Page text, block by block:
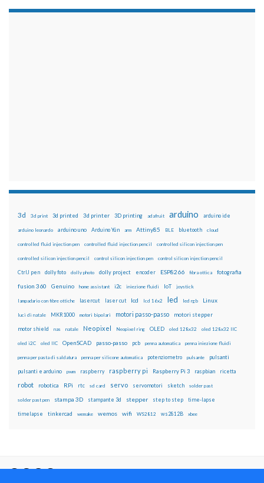
3d 3d print 3d printed 3d printer 3D printing adafruit arduino arduino ide
arduino leonardo arduino uno Arduino Yún arm Attiny85 BLE bluetooth cloud
controlled fluid injection pen controlled fluid injection pencil controlled silicon injection pen
controlled silicon injection pencil control silicon injection pen control silicon injection pencil
CtrlJ pen dolly foto dolly photo dolly project encoder ESP8266 fibra ottica fotografia
fusion 360 Genuino home assistant i2c iniezione fluidi IoT joystick
lampadario con fibre ottiche lasercut laser cut lcd lcd 16x2 led led rgb Linux
luci di natale MKR1000 motori bipolari motori passo-passo motori stepper
motor shield nas natale Neopixel Neopixel ring OLED oled 128x32 oled 128x32 IIC
oled i2C oled IIC OpenSCAD passo-passo pcb penna automatica penna iniezione fluidi
penna per pasta di saldatura penna per silicone automatica potenziometro pulsante pulsanti
pulsanti e arduino pwm raspberry raspberry pi Raspberry Pi 3 raspbian ricetta
robot robotica RPi rtc sd card servo servomotori sketch solder past
solder past pen stampa 3D stampante 3d stepper step to step time-lapse
timelapse tinkercad wemake wemos wifi WS2812 ws2812B xbee